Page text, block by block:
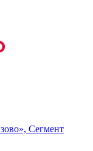
Сегмент